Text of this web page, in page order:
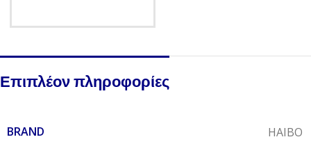
Επιπλέον πληροφορίες
BRAND HAIBO